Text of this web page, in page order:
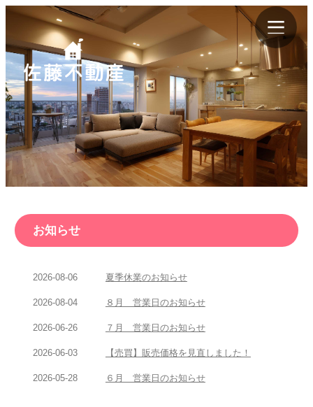
お知らせ
2026-08-06 夏季休業のお知らせ
2026-08-04 ８月 営業日のお知らせ
2026-06-26 ７月 営業日のお知らせ
2026-06-03 【売買】販売価格を見直しました！
2026-05-28 ６月 営業日のお知らせ